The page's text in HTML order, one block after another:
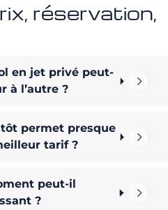
réservation,
en jet privé peut-
à l’autre ?
permet presque
tarif ?
peut-il
?